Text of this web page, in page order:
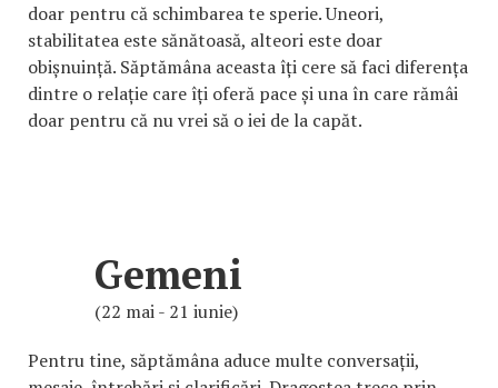
doar pentru că schimbarea te sperie. Uneori,
stabilitatea este sănătoasă, alteori este doar
obișnuință. Săptămâna aceasta îți cere să faci diferența
dintre o relație care îți oferă pace și una în care rămâi
doar pentru că nu vrei să o iei de la capăt.
Gemeni
(22 mai - 21 iunie)
Pentru tine, săptămâna aduce multe conversații,